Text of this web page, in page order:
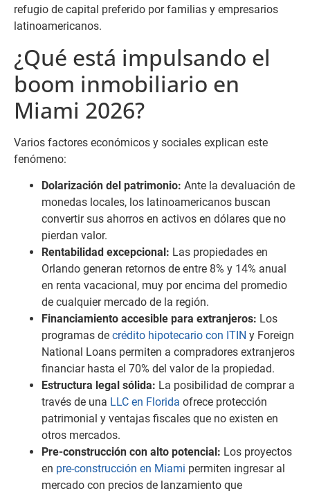
refugio de capital preferido por familias y empresarios
latinoamericanos.
¿Qué está impulsando el
boom inmobiliario en
Miami 2026?
Varios factores económicos y sociales explican este
fenómeno:
Dolarización del patrimonio: Ante la devaluación de
monedas locales, los latinoamericanos buscan
convertir sus ahorros en activos en dólares que no
pierdan valor.
Rentabilidad excepcional: Las propiedades en
Orlando generan retornos de entre 8% y 14% anual
en renta vacacional, muy por encima del promedio
de cualquier mercado de la región.
Financiamiento accesible para extranjeros: Los
programas de crédito hipotecario con ITIN y Foreign
National Loans permiten a compradores extranjeros
financiar hasta el 70% del valor de la propiedad.
Estructura legal sólida: La posibilidad de comprar a
través de una LLC en Florida ofrece protección
patrimonial y ventajas fiscales que no existen en
otros mercados.
Pre-construcción con alto potencial: Los proyectos
en pre-construcción en Miami permiten ingresar al
mercado con precios de lanzamiento que